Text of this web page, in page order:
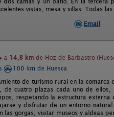
vistas, mesa y sillas. Todas
Email
a 14,8 km de Hoz de Barbastro
100 km de Huesca
de turismo rural en la comarca
de cuatro plazas cada uno de
respetando la estructura
y disfrutar de un entorno
las gorgas, visitar museos y aldeas